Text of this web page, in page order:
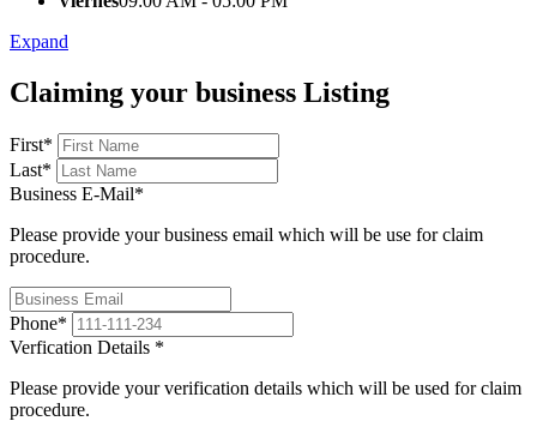
Expand
Claiming your business Listing
First*
Last*
Business E-Mail*
Please provide your business email which will be use for claim
procedure.
Phone*
Verfication Details *
Please provide your verification details which will be used for claim
procedure.